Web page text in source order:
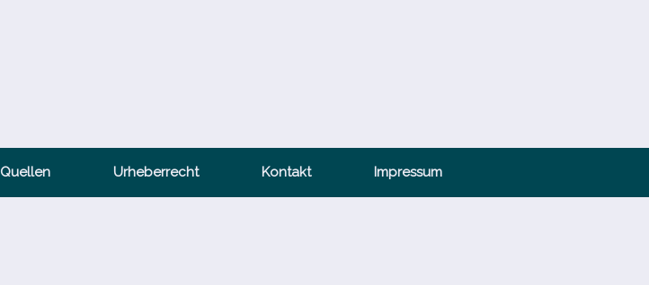
Quellen Urheberrecht Kontakt Impressum